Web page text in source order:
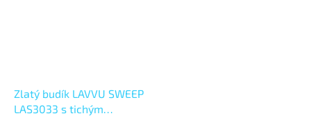
Zlatý budík LAVVU SWEEP
LAS3033 s tichým